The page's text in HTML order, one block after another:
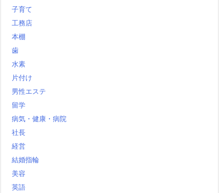
子育て
工務店
本棚
歯
水素
片付け
男性エステ
留学
病気・健康・病院
社長
経営
結婚指輪
美容
英語